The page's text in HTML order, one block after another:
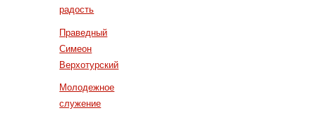
радость
Праведный
Симеон
Верхотурский
Молодежное
служение